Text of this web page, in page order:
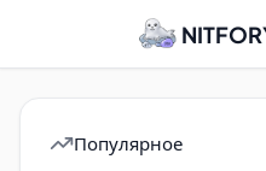
Популярное